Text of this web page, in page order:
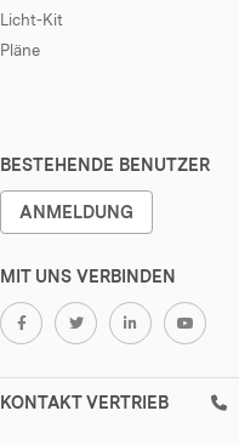
Licht-Kit
Pläne
BESTEHENDE BENUTZER
ANMELDUNG
MIT UNS VERBINDEN
KONTAKT VERTRIEB